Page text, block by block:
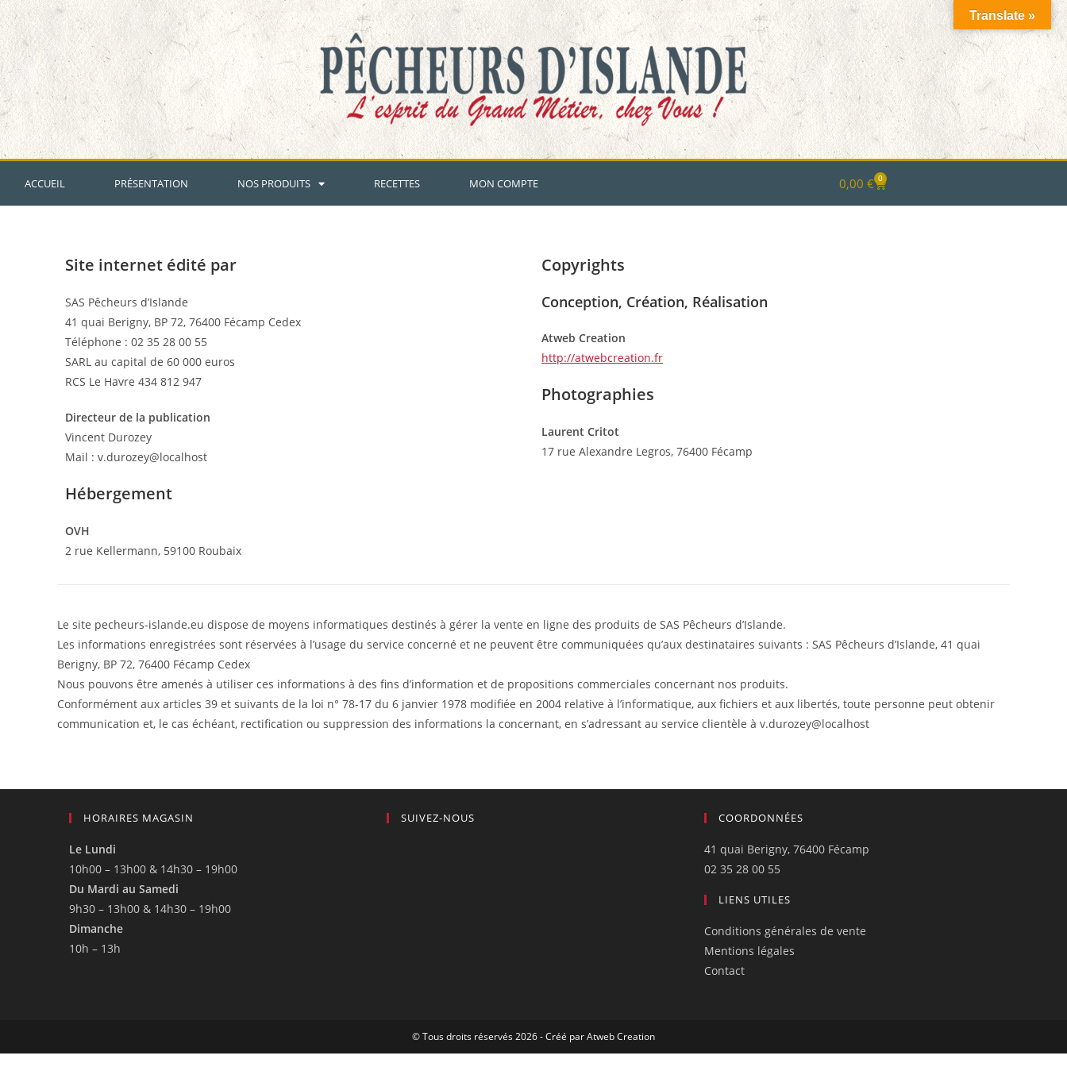
ACCUEIL PRÉSENTATION NOS PRODUITS RECETTES MON COMPTE 0,00 € 0
Site internet édité par
SAS Pêcheurs d’Islande
41 quai Berigny, BP 72, 76400 Fécamp Cedex
Téléphone : 02 35 28 00 55
SARL au capital de 60 000 euros
RCS Le Havre 434 812 947
Directeur de la publication
Vincent Durozey
Mail : v.durozey@localhost
Hébergement
OVH
2 rue Kellermann, 59100 Roubaix
Copyrights
Conception, Création, Réalisation
Atweb Creation
http://atwebcreation.fr
Photographies
Laurent Critot
17 rue Alexandre Legros, 76400 Fécamp
Le site pecheurs-islande.eu dispose de moyens informatiques destinés à gérer la vente en ligne des produits de SAS Pêcheurs d’Islande.
Les informations enregistrées sont réservées à l’usage du service concerné et ne peuvent être communiquées qu’aux destinataires suivants : SAS Pêcheurs d’Islande, 41 quai
Berigny, BP 72, 76400 Fécamp Cedex
Nous pouvons être amenés à utiliser ces informations à des fins d’information et de propositions commerciales concernant nos produits.
Conformément aux articles 39 et suivants de la loi n° 78-17 du 6 janvier 1978 modifiée en 2004 relative à l’informatique, aux fichiers et aux libertés, toute personne peut obtenir
communication et, le cas échéant, rectification ou suppression des informations la concernant, en s’adressant au service clientèle à v.durozey@localhost
HORAIRES MAGASIN
Le Lundi
10h00 – 13h00 & 14h30 – 19h00
Du Mardi au Samedi
9h30 – 13h00 & 14h30 – 19h00
Dimanche
10h – 13h
SUIVEZ-NOUS COORDONNÉES
41 quai Berigny, 76400 Fécamp
02 35 28 00 55
LIENS UTILES
Conditions générales de vente
Mentions légales
Contact
© Tous droits réservés 2026 - Créé parAtweb Creation
Translate »